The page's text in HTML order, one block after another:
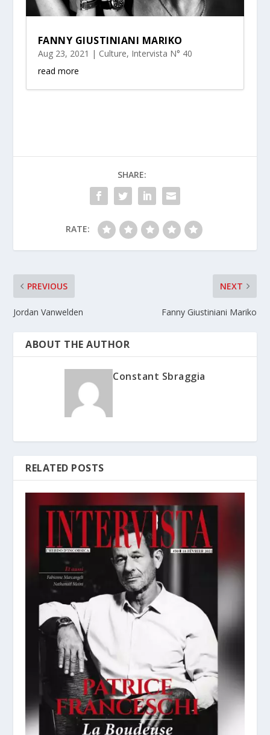
FANNY GIUSTINIANI MARIKO
Aug 23, 2021 | Culture, Intervista N° 40
read more
SHARE:
RATE:
PREVIOUS
Jordan Vanwelden
NEXT
Fanny Giustiniani Mariko
ABOUT THE AUTHOR
Constant Sbraggia
RELATED POSTS